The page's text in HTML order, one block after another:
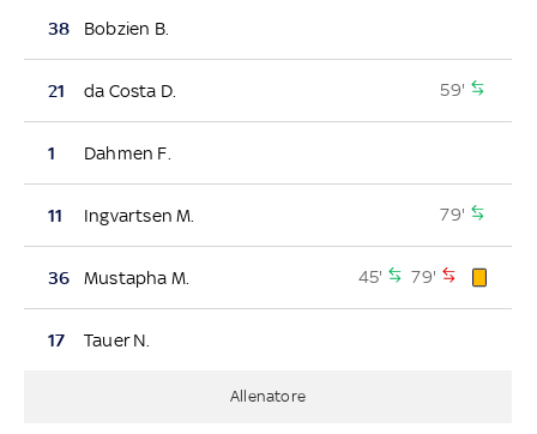
38 Bobzien B.
21 da Costa D. 59'
1 Dahmen F.
11 Ingvartsen M. 79'
36 Mustapha M. 45' 79'
17 Tauer N.
Allenatore